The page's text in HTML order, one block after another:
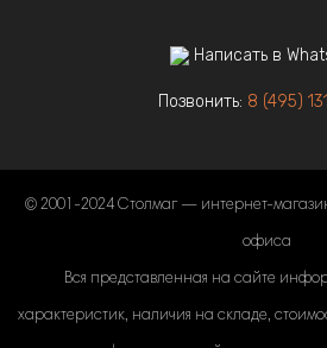
Написать в
Позвонить: 8 (495)
© 2001-2024 Столмаг — интернет-
офиса
Вся представленная на сайте
характеристик, наличия на складе,